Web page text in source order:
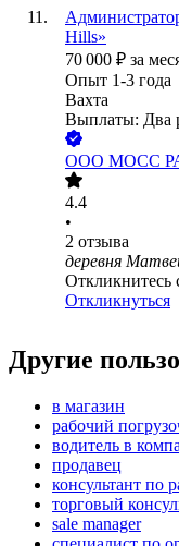
Hills»
70 000 ₽ за
Опыт 1-3 года
Вахта
Выплаты: Два
ООО МОСС
4.4
•
2 отзыва
деревня
Откликнитесь
Откликнуться
Другие
в магазин
рабочий
водитель в
продавец
консультант по
торговый
sale manager